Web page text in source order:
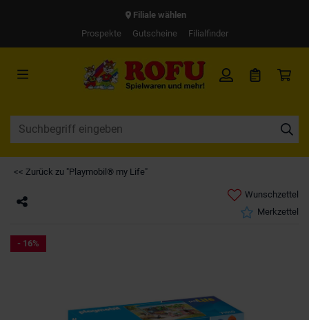
Filiale wählen
Prospekte
Gutscheine Filialfinder
<< Zurück zu "Playmobil® my Life"
Wunschzettel
Merkzettel
- 16%